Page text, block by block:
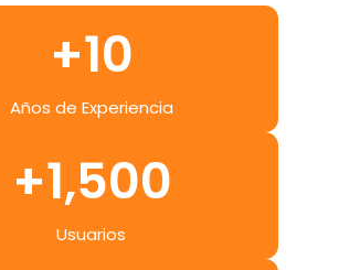
Años de Experiencia
+10
Usuarios
+1,500